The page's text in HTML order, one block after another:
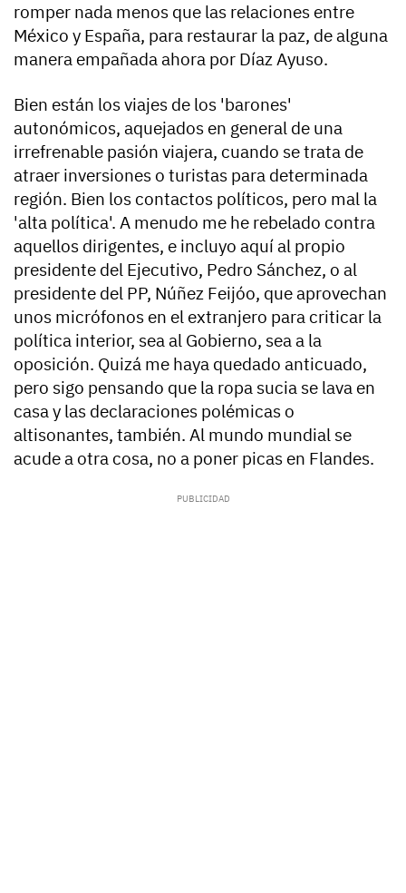
romper nada menos que las relaciones entre
México y España, para restaurar la paz, de alguna
manera empañada ahora por Díaz Ayuso.
Bien están los viajes de los 'barones'
autonómicos, aquejados en general de una
irrefrenable pasión viajera, cuando se trata de
atraer inversiones o turistas para determinada
región. Bien los contactos políticos, pero mal la
'alta política'. A menudo me he rebelado contra
aquellos dirigentes, e incluyo aquí al propio
presidente del Ejecutivo, Pedro Sánchez, o al
presidente del PP, Núñez Feijóo, que aprovechan
unos micrófonos en el extranjero para criticar la
política interior, sea al Gobierno, sea a la
oposición. Quizá me haya quedado anticuado,
pero sigo pensando que la ropa sucia se lava en
casa y las declaraciones polémicas o
altisonantes, también. Al mundo mundial se
acude a otra cosa, no a poner picas en Flandes.